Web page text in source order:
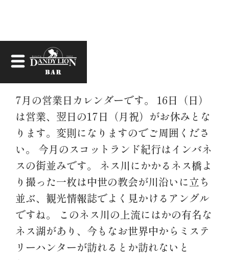
お知らせ
7月の営業日カレンダーです。 16日（日）
は営業、翌日の17日（月祝）がお休みとな
ります。変則になりますのでご周囲くださ
い。 今月のスコットランド紀行はインバネ
スの街並みです。 ネス川にかかるネス橋よ
り撮った一枚は中世の教会が川沿いに立ち
並ぶ、観光情報誌でよく見かけるアングル
ですね。 このネス川の上流にはかの有名な
ネス湖があり、今もなお世界中からミステ
リーハンターが訪れるとか訪れないと